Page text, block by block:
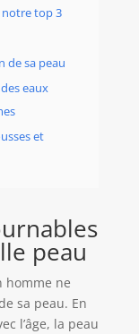
notre top 3
de sa peau
eaux
et
peau
homme ne
sa peau. En
l’âge, la peau